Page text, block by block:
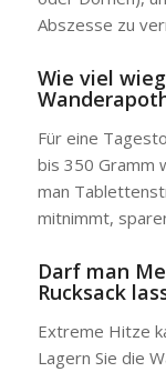
Abszesse zu
Wie viel
Für eine
bis 350 Gramm
man
mitnimmt,
Darf man
Rucksack
Extreme Hitze
Lagern Sie die